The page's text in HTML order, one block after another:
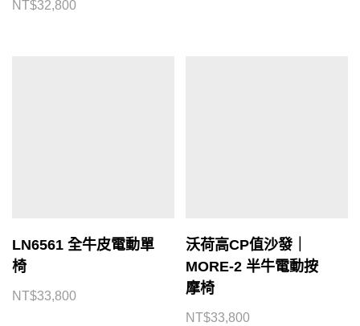
NT$32,800
LN6561 全牛皮電動單
椅
NT$33,800
沃荷高CP值沙發｜
MORE-2 半牛電動按
摩椅
NT$33,800